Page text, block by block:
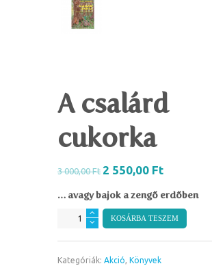
A csalárd
cukorka
3 000,00Ft 2 550,00 Ft
… avagy bajok a zengő erdőben
cukorka
KOSÁRBA TESZEM
Kategóriák: Akció Könyvek